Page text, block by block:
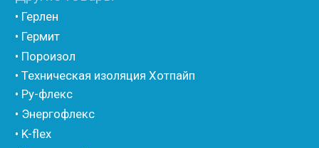
• Евроблок Penoterm
• Евроблок Порилекс
• Евроблок Стенофон